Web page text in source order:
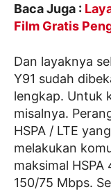
Baca Juga :
Film Gratis
Dan layaknya
Y91 sudah
lengkap. Untuk
misalnya.
HSPA / LTE
melakukan
maksimal
150/75 Mbps.